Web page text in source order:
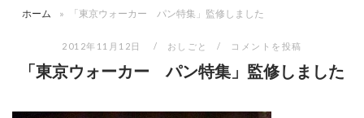
ホーム » 「東京ウォーカー パン特集」監修しました
2012年11月12日 おしごと コメントを投稿
「東京ウォーカー パン特集」監修しました